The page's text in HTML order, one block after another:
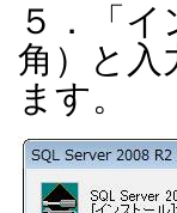
５．「
角）と入
ます。